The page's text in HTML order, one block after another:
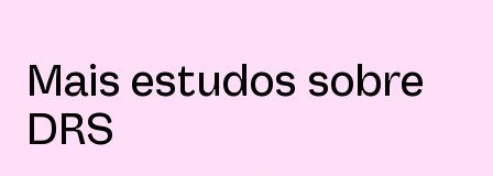
Mais estudos sobre
DRS